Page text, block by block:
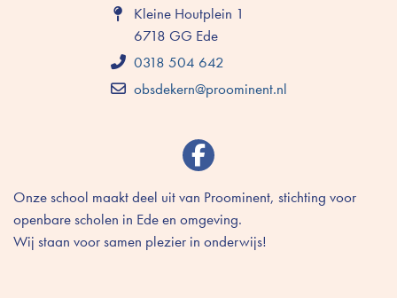
Kleine Houtplein 1
6718 GG Ede
0318 504 642
obsdekern@proominent.nl
Onze school maakt deel uit van Proominent, stichting voor
openbare scholen in Ede en omgeving.
Wij staan voor samen plezier in onderwijs!